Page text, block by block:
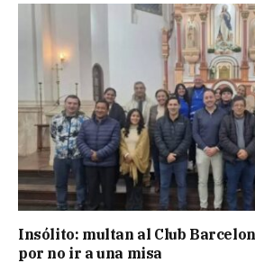
Insólito: multan al Club
por no ir a una misa